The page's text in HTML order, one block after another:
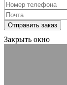
Закрыть окно